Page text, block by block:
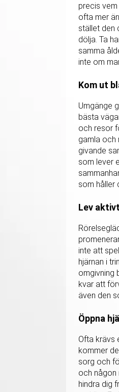
precis
ofta mer
stället den
dölja. Ta
samma
inte om
Kom ut
Umgänge
bästa
och resor
gamla och
givande
som lever
som håller
Lev
inte att
hjärnan i
omgivning
kvar att
även den
Öppna
Ofta krävs
kommer
sorg och
och någon
hindra dig